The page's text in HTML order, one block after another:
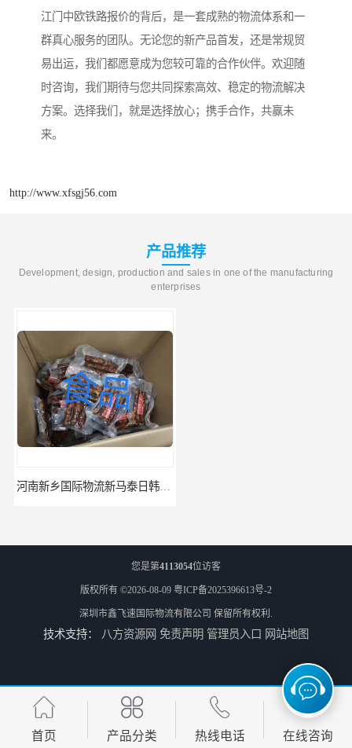
江门中欧铁路报价的背后，是一套成熟的物流体系和一
群真心服务的团队。无论您的新产品首发，还是常规贸
易出运，我们都愿意成为您较可靠的合作伙伴。欢迎随
时咨询，我们期待与您共同探索高效、稳定的物流解决
方案。选择我们，就是选择放心；携手合作，共赢未
来。
http://www.xfsgj56.com
产品推荐
Development, design, production and sales in one of the manufacturing
enterprises
河南新乡国际物流新马泰日韩菲律宾老挝缅甸印尼柬埔寨双清包税
河南鹤壁美森快船美国FBA专线海运国际物流双清包税 河南安阳欧美日加FBA空海运入仓DHL快递代理当日提取
您是第4113054位访客
版权所有 ©2026-08-09 粤ICP备2025396613号-2
深圳市鑫飞速国际物流有限公司 保留所有权利.
技术支持： 八方资源网 免责声明 管理员入口 网站地图
首页 产品分类 热线电话 在线咨询